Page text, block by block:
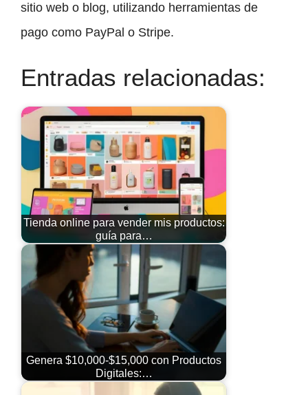
sitio web o blog, utilizando herramientas de
pago como PayPal o Stripe.
Entradas relacionadas:
Tienda online para vender mis productos:
guía para…
Genera $10,000-$15,000 con Productos
Digitales:…